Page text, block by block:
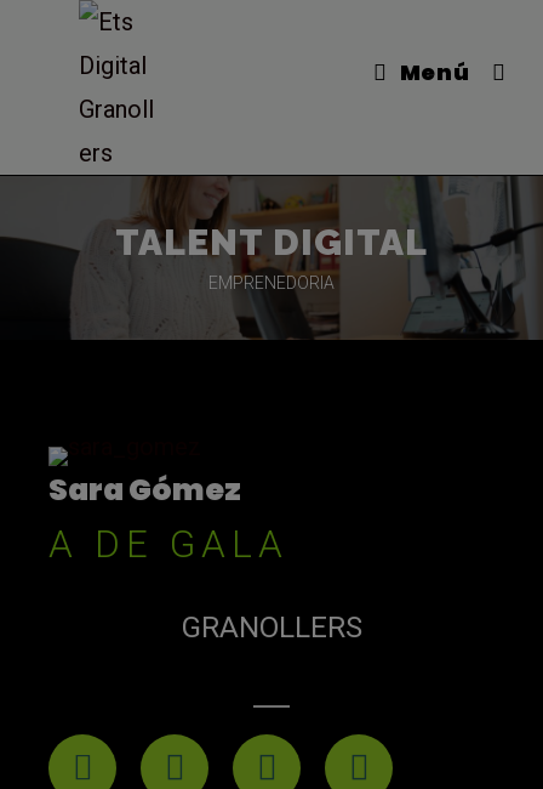
Menú
TALENT DIGITAL
EMPRENEDORIA
Sara Gómez
A DE GALA
GRANOLLERS